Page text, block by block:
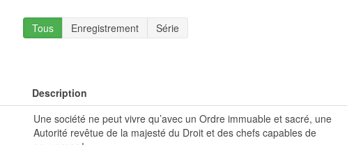
Tous Enregistrement
Série
Description
Une société ne peut vivre qu’avec un Ordre immuable et sacré, une
Autorité revêtue de la majesté du Droit et des chefs capables de